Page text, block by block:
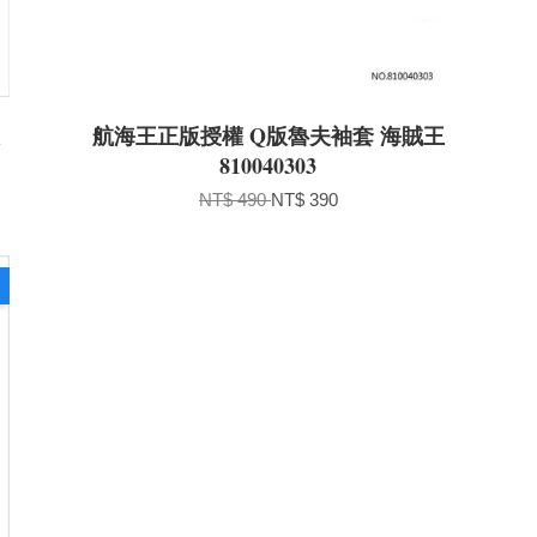
航海王正版授權 Q版魯夫袖套 海賊王
810040303
NT$ 490NT$ 390